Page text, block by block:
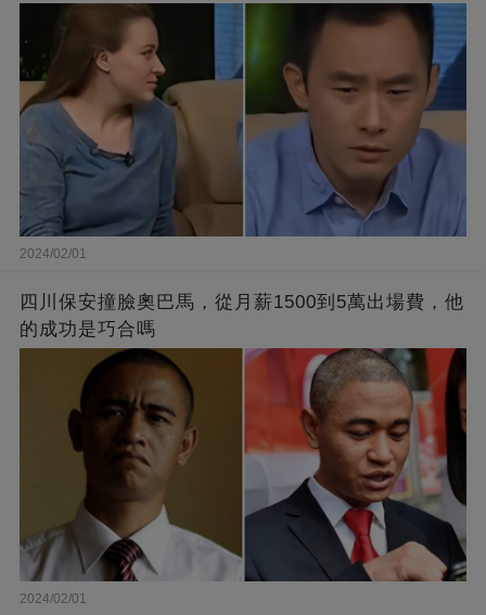
2024/02/01
四川保安撞臉奧巴馬，從月薪1500到5萬出場費，他
的成功是巧合嗎
2024/02/01